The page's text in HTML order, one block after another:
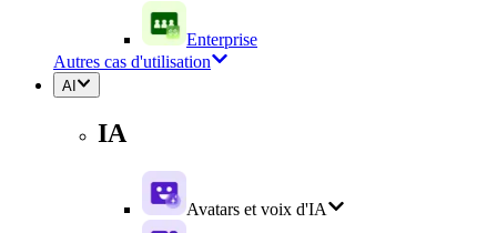
Enterprise
Autres cas d'utilisation
AI
IA
Avatars et voix d'IA